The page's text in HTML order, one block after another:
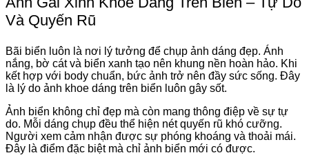
Và Quyến Rũ
Bãi biển luôn là nơi lý tưởng để chụp ảnh dáng đẹp. Ánh
nắng, bờ cát và biển xanh tạo nên khung nền hoàn hảo. Khi
kết hợp với body chuẩn, bức ảnh trở nên đầy sức sống. Đây
là lý do ảnh khoe dáng trên biển luôn gây sốt.
Ảnh biển không chỉ đẹp mà còn mang thông điệp về sự tự
do. Mỗi dáng chụp đều thể hiện nét quyến rũ khó cưỡng.
Người xem cảm nhận được sự phóng khoáng và thoải mái.
Đây là điểm đặc biệt mà chỉ ảnh biển mới có được.